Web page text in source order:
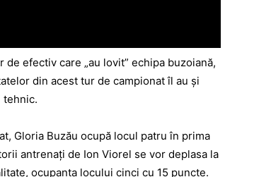
efectiv care „au lovit” echipa buzoiană,
din acest tur de campionat îl au şi
tehnic.
Gloria Buzău ocupă locul patru în prima
antrenaţi de Ion Viorel se vor deplasa la
ocupanta locului cinci cu 15 puncte.